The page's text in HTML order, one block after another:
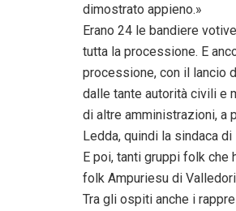
dimostrato appieno.»
Erano 24 le bandiere
tutta la processione. E
processione, con il lancio
dalle tante autorità civili e
di altre amministrazioni, a
Ledda, quindi la sindaca
E poi, tanti gruppi folk che
folk Ampuriesu di
Tra gli ospiti anche i